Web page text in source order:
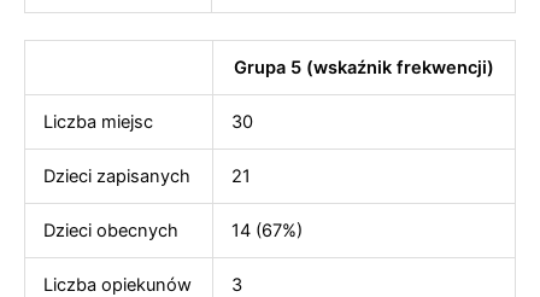
Grupa 5 (wskaźnik frekwencji)
Liczba miejsc 30
Dzieci zapisanych 21
Dzieci obecnych 14 (67%)
Liczba opiekunów 3